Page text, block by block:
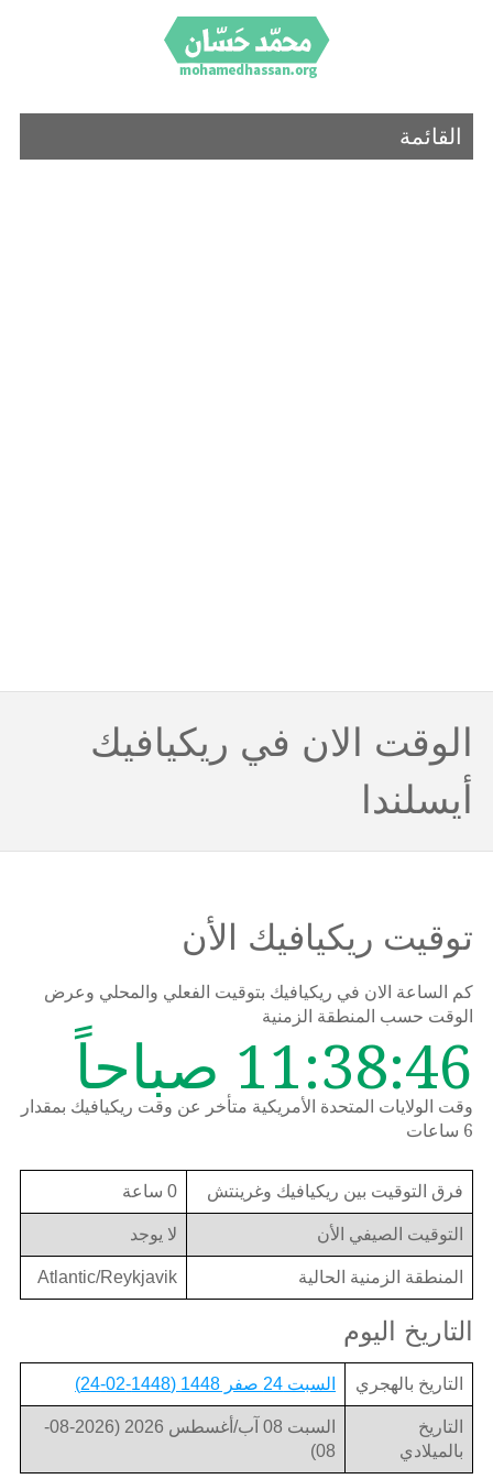
القائمة
الوقت الان في ريكيافيك
أيسلندا
توقيت ريكيافيك الأن
كم الساعة الان في ريكيافيك بتوقيت الفعلي والمحلي وعرض
الوقت حسب المنطقة الزمنية
11:38:46 صباحاً
وقت الولايات المتحدة الأمريكية متأخر عن وقت ريكيافيك بمقدار
6 ساعات
فرق التوقيت بين ريكيافيك وغرينتش 0 ساعة
التوقيت الصيفي الأن لا يوجد
المنطقة الزمنية الحالية Atlantic/Reykjavik
التاريخ اليوم
التاريخ بالهجري السبت 24 صفر 1448 (1448-02-24)
التاريخ
بالميلادي
السبت 08 آب/أغسطس 2026 (2026-08-
08)